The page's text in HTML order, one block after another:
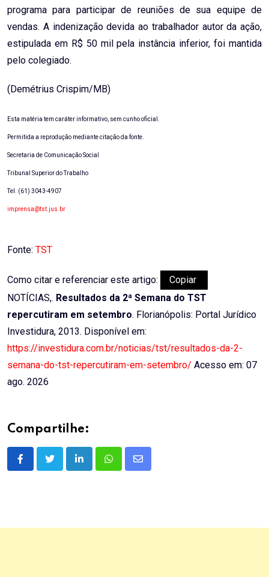
programa para participar de reuniões de sua equipe de
vendas. A indenização devida ao trabalhador autor da ação,
estipulada em R$ 50 mil pela instância inferior, foi mantida
pelo colegiado.
(Demétrius Crispim/MB)
Esta matéria tem caráter informativo, sem cunho oficial.
Permitida a reprodução mediante citação da fonte.
Secretaria de Comunicação Social
Tribunal Superior do Trabalho
Tel. (61) 3043-4907
imprensa@tst.jus.br
Fonte: TST
Como citar e referenciar este artigo:
Copiar
NOTÍCIAS,. Resultados da 2ª Semana do TST
repercutiram em setembro. Florianópolis: Portal Jurídico
Investidura, 2013. Disponível em:
https://investidura.com.br/noticias/tst/resultados-da-2-
semana-do-tst-repercutiram-em-setembro/ Acesso em: 07
ago. 2026
Compartilhe:
LinkedInWhatsappShare